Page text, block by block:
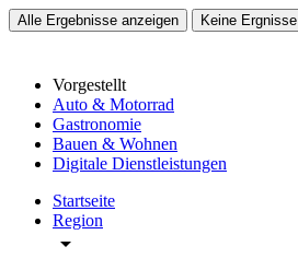
Alle Ergebnisse anzeigen Keine Ergnisse
Vorgestellt
Auto & Motorrad
Gastronomie
Bauen & Wohnen
Digitale Dienstleistungen
Startseite
Region
arrow_drop_down